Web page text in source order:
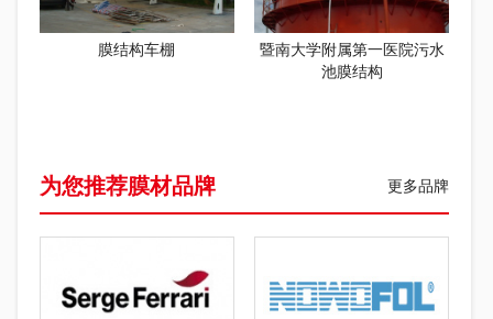
膜结构车棚
暨南大学附属第一医院污水
池膜结构
更多品牌
为您推荐膜材品牌